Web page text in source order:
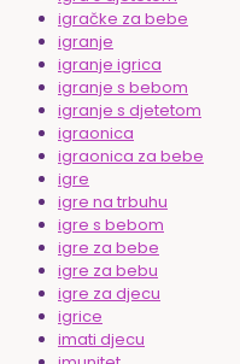
igračke za bebe
igranje
igranje igrica
igranje s bebom
igranje s djetetom
igraonica
igraonica za bebe
igre
igre na trbuhu
igre s bebom
igre za bebe
igre za bebu
igre za djecu
igrice
imati djecu